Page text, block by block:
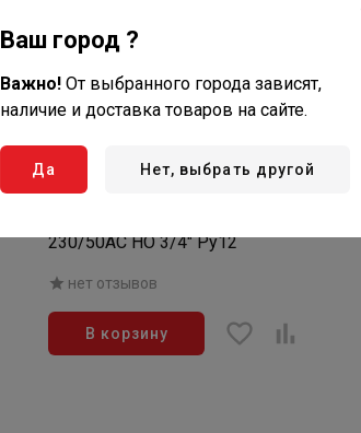
В наличии: 5 шт
Артикул: IJ03B113430
230/50AC НО 3/4" Ру12
нет отзывов
В корзину
Ваш город ?
Важно! От выбранного города зависят,
наличие и доставка товаров на сайте.
Да Нет, выбрать другой